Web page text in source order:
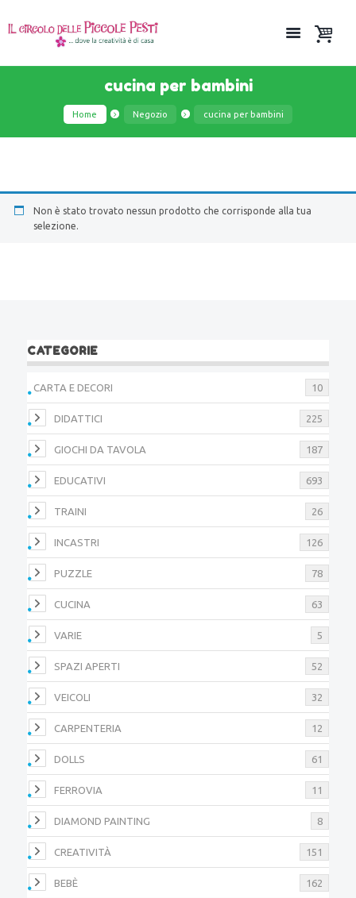
cucina per bambini
Home Negozio cucina per bambini
Non è stato trovato nessun prodotto che corrisponde alla tua
selezione.
CATEGORIE
CARTA E DECORI 10
DIDATTICI 225
GIOCHI DA TAVOLA 187
EDUCATIVI 693
TRAINI 26
INCASTRI 126
PUZZLE 78
CUCINA 63
VARIE 5
SPAZI APERTI 52
VEICOLI 32
CARPENTERIA 12
DOLLS 61
FERROVIA 11
DIAMOND PAINTING 8
CREATIVITÀ 151
BEBÈ 162